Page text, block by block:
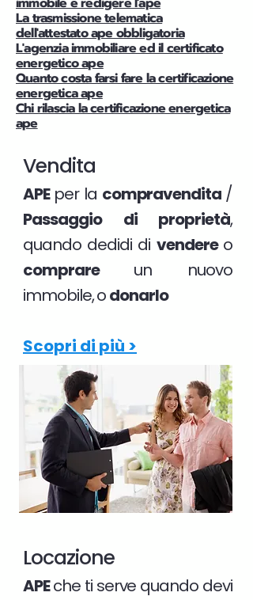
La trasmissione telematica
dell'attestato ape obbligatoria
L'agenzia immobiliare ed il certificato
energetico ape
Quanto costa farsi fare la certificazione
energetica ape
Chi rilascia la certificazione energetica
ape
Vendita
APE per la compravendita /
Passaggio di proprietà,
quando dedidi di vendere o
comprare un nuovo
immobile, odonarlo
Scopri di più >
Locazione
APEche ti serve quando devi